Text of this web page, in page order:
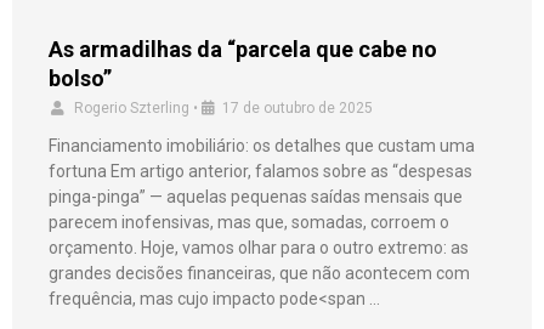
As armadilhas da “parcela que cabe no
bolso”
Rogerio Szterling • 17 de outubro de 2025
Financiamento imobiliário: os detalhes que custam uma
fortuna Em artigo anterior, falamos sobre as “despesas
pinga-pinga” — aquelas pequenas saídas mensais que
parecem inofensivas, mas que, somadas, corroem o
orçamento. Hoje, vamos olhar para o outro extremo: as
grandes decisões financeiras, que não acontecem com
frequência, mas cujo impacto pode<span …